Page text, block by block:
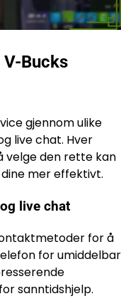
Bucks
gjennom ulike
live chat. Hver
velge den rette kan
mer effektivt.
live chat
for å
for umiddelbar
sanntidshjelp.